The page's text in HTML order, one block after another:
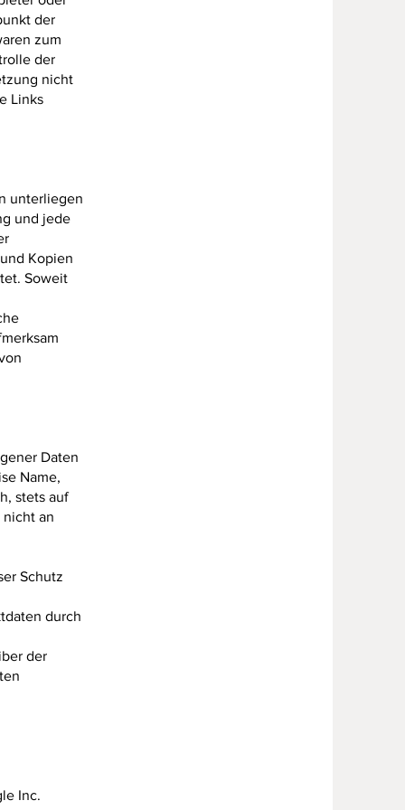
der
zum
der
nicht
Links
unterliegen
und jede
Kopien
Soweit
Daten
Name,
stets auf
nicht an
Schutz
durch
der
Inc.